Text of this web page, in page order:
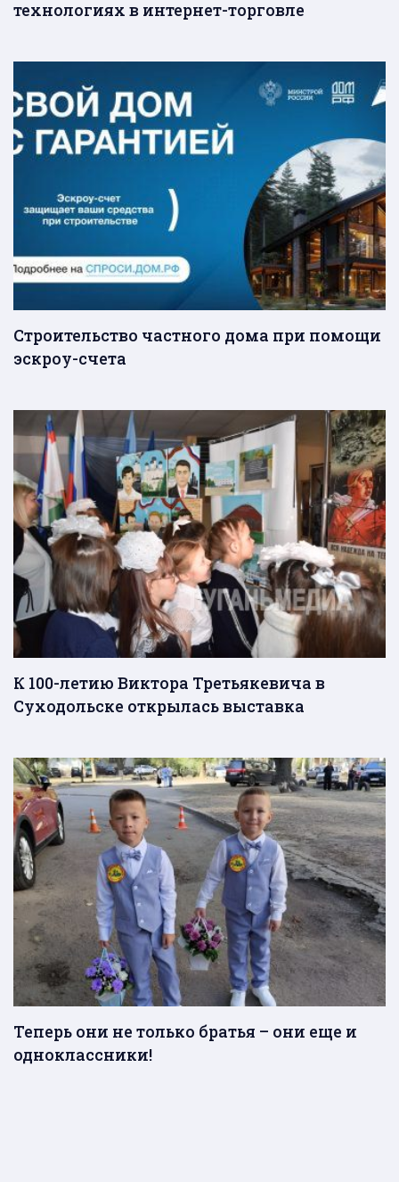
технологиях в интернет-торговле
Строительство частного дома при помощи
эcкроу-счета
К 100-летию Виктора Третьякевича в
Суходольске открылась выставка
Теперь они не только братья – они еще и
одноклассники!